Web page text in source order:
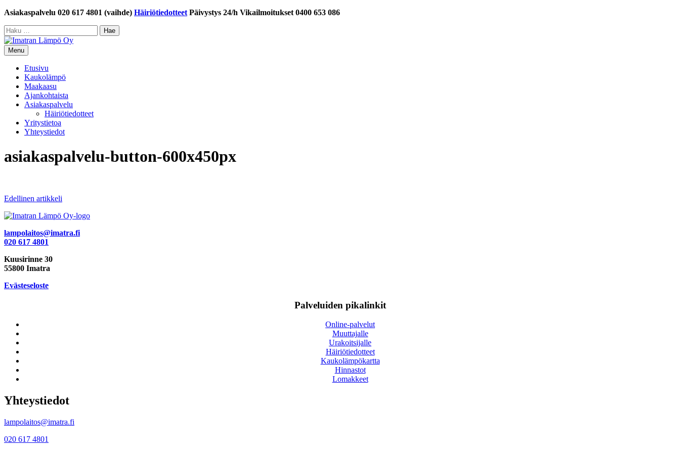
Siirry
Asiakaspalvelu 020 617 4801 (vaihde) Häiriötiedotteet Päivystys 24/h Vikailmoitukset 0400 653 086
Haku:
Menu
Etusivu
Kaukolämpö
Maakaasu
Ajankohtaista
Asiakaspalvelu
Häiriötiedotteet
Yritystietoa
Yhteystiedot
asiakaspalvelu-button-600x450px
Artikkelien
selaus
Edellinen artikkeli
lampolaitos@imatra.fi
020 617 4801
Kuusirinne 30
55800 Imatra
Evästeseloste
Palveluiden pikalinkit
Online-palvelut
Muuttajalle
Urakoitsijalle
Häiriötiedotteet
Kaukolämpökartta
Hinnastot
Lomakkeet
Yhteystiedot
lampolaitos@imatra.fi
020 617 4801